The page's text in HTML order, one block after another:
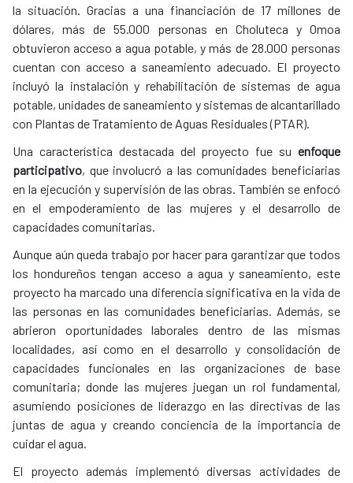
la situación. Gracias a una financiación de 17 millones de
dólares, más de 55.000 personas en Choluteca y Omoa
obtuvieron acceso a agua potable, y más de 28.000 personas
cuentan con acceso a saneamiento adecuado. El proyecto
incluyó la instalación y rehabilitación de sistemas de agua
potable, unidades de saneamiento y sistemas de alcantarillado
con Plantas de Tratamiento de Aguas Residuales (PTAR).
Una característica destacada del proyecto fue su enfoque
participativo, que involucró a las comunidades beneficiarias
en la ejecución y supervisión de las obras. También se enfocó
en el empoderamiento de las mujeres y el desarrollo de
capacidades comunitarias.
Aunque aún queda trabajo por hacer para garantizar que todos
los hondureños tengan acceso a agua y saneamiento, este
proyecto ha marcado una diferencia significativa en la vida de
las personas en las comunidades beneficiarias. Además, se
abrieron oportunidades laborales dentro de las mismas
localidades, así como en el desarrollo y consolidación de
capacidades funcionales en las organizaciones de base
comunitaria; donde las mujeres juegan un rol fundamental,
asumiendo posiciones de liderazgo en las directivas de las
juntas de agua y creando conciencia de la importancia de
cuidar el agua.
El proyecto además implementó diversas actividades de